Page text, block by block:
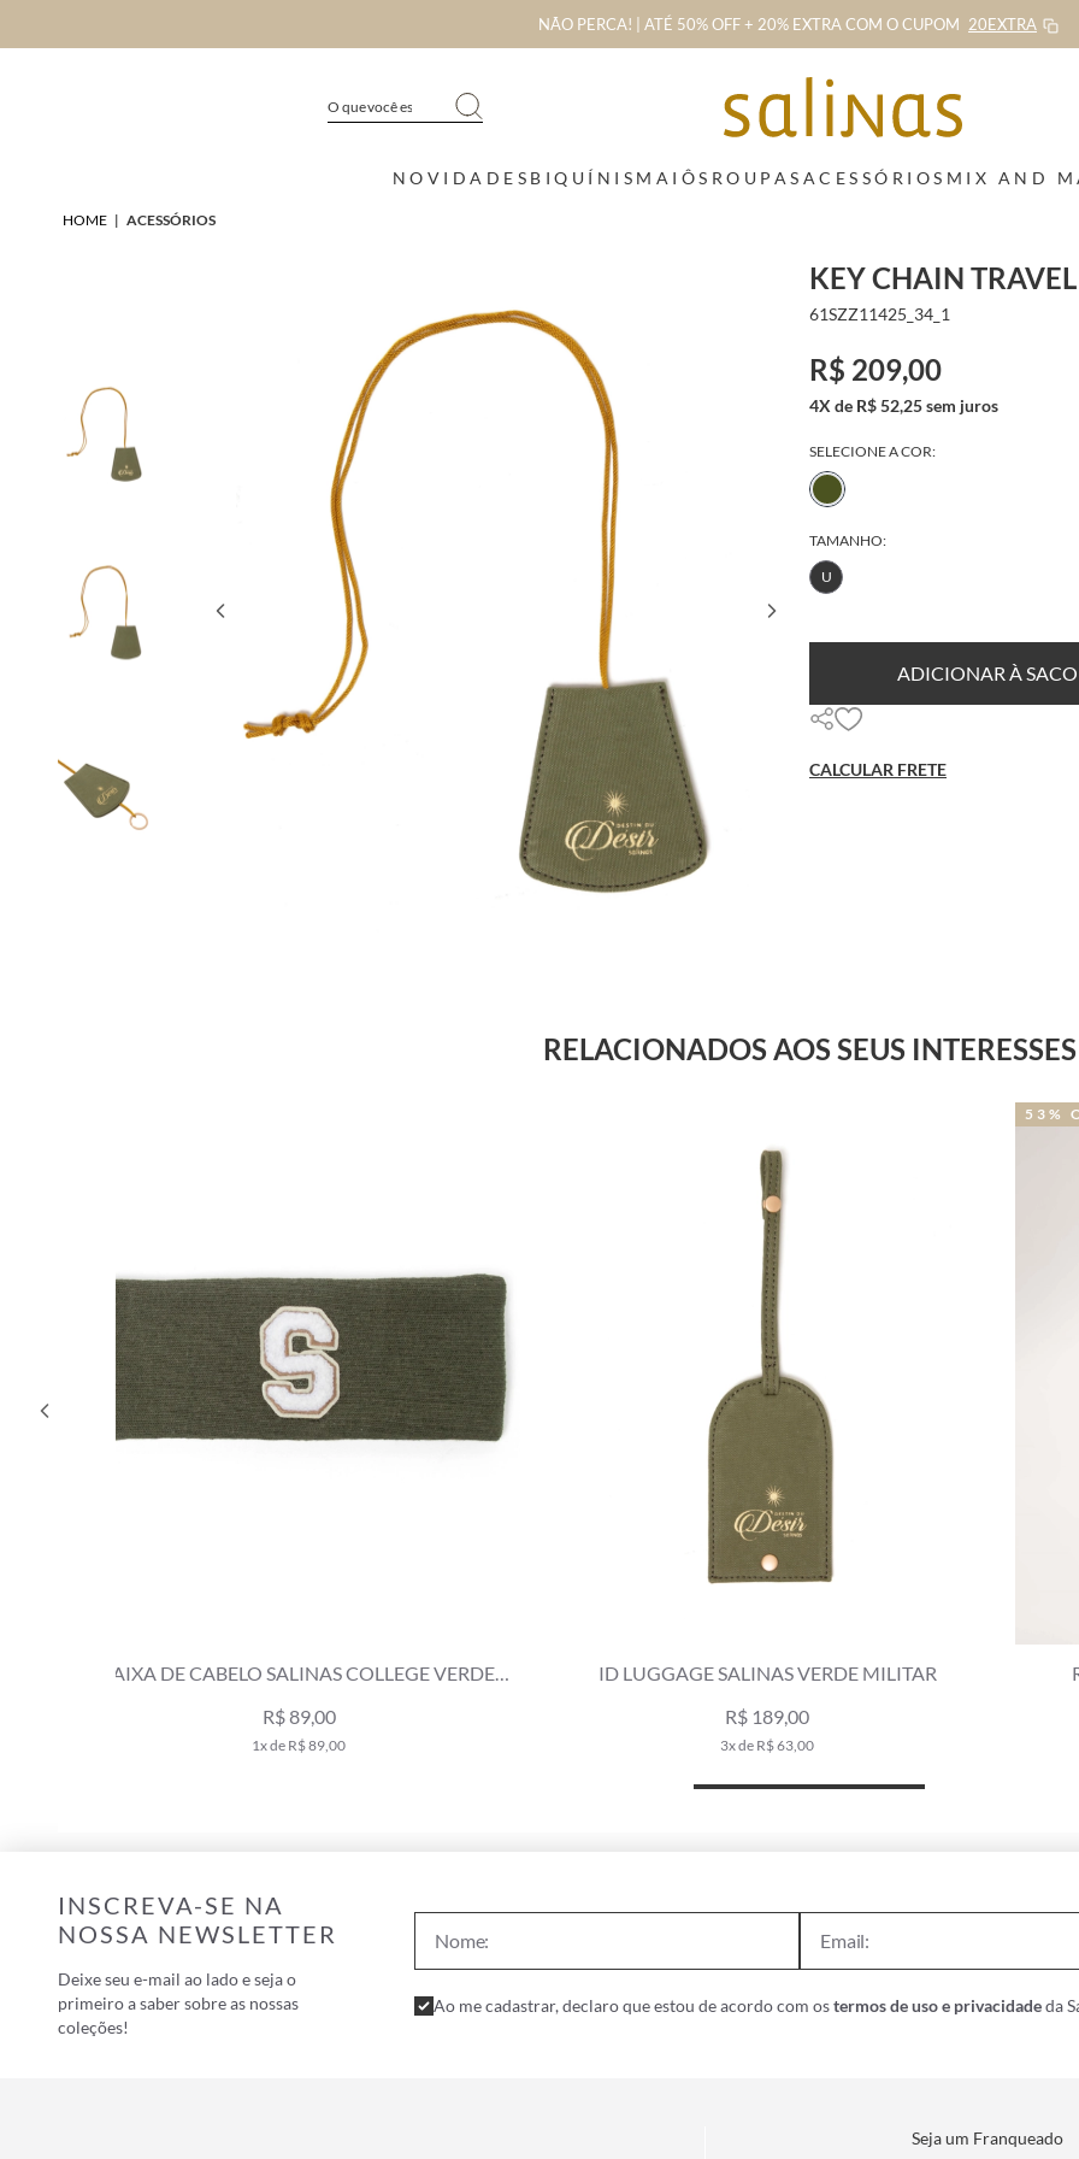
NÃO PERCA! | ATÉ 50% OFF + 20% EXTRA COM O CUPOM 20EXTRA
NOVIDADES BIQUÍNIS MAIÔS ROUPAS ACESSÓRIOS MIX AND
HOME | ACESSÓRIOS
KEY CHAIN
61SZZ11425_34_1
R$ 209,00
4X de R$ 52,25 sem juros
SELECIONE A COR:
TAMANHO:
U
ADICIONAR À
CALCULAR FRETE
RELACIONADOS AOS SEUS INTERESSES
ID LUGGAGE SALINAS VERDE MILITAR
R$ 189,00
3x de R$ 63,00
REGATA RIB SALINAS VERDE MILITAR
R$ 189,00R$ 89,00
1x de R$ 89,00
INSCREVA-SE NA
NOSSA NEWSLETTER
Deixe seu e-mail ao lado e seja o
primeiro a saber sobre as nossas
coleções!
Ao me cadastrar, declaro que estou de acordo com ostermos de uso e privacidadeda
Seja um Franqueado